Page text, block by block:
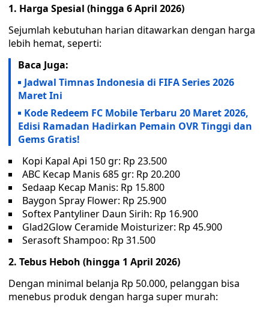
1. Harga Spesial (hingga 6 April 2026)
Sejumlah kebutuhan harian ditawarkan dengan harga
lebih hemat, seperti:
Baca Juga:
Jadwal Timnas Indonesia di FIFA Series 2026
Maret Ini
Kode Redeem FC Mobile Terbaru 20 Maret 2026,
Edisi Ramadan Hadirkan Pemain OVR Tinggi dan
Gems Gratis!
Kopi Kapal Api 150 gr: Rp 23.500
ABC Kecap Manis 685 gr: Rp 20.200
Sedaap Kecap Manis: Rp 15.800
Baygon Spray Flower: Rp 25.900
Softex Pantyliner Daun Sirih: Rp 16.900
Glad2Glow Ceramide Moisturizer: Rp 45.900
Serasoft Shampoo: Rp 31.500
2. Tebus Heboh (hingga 1 April 2026)
Dengan minimal belanja Rp 50.000, pelanggan bisa
menebus produk dengan harga super murah: